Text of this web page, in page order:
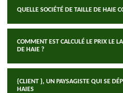
QUELLE SOCIÉTÉ DE TAILLE DE HAIE
COMMENT EST CALCULÉ LE PRIX LE
DE HAIE ?
{CLIENT }, UN PAYSAGISTE QUI SE
HAIES